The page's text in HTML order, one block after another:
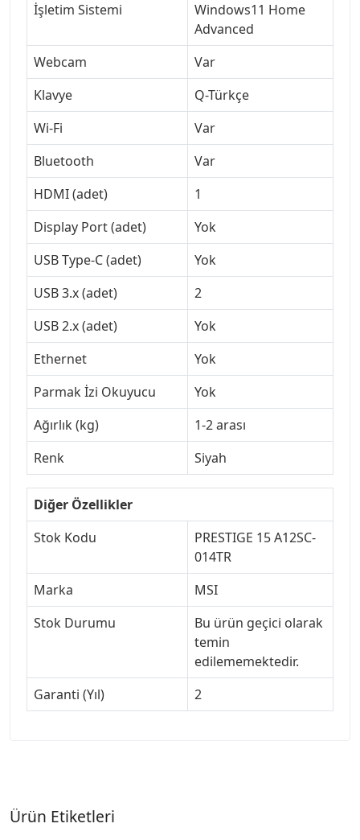
İşletim Sistemi
Windows11 Home
Advanced
Webcam
Var
Klavye
Q-Türkçe
Wi-Fi
Var
Bluetooth
Var
HDMI (adet)
1
Display Port (adet)
Yok
USB Type-C (adet)
Yok
USB 3.x (adet)
2
USB 2.x (adet)
Yok
Ethernet
Yok
Parmak İzi Okuyucu
Yok
Ağırlık (kg)
1-2 arası
Renk
Siyah
Diğer Özellikler
Stok Kodu
PRESTIGE 15 A12SC-
014TR
Marka
MSI
Stok Durumu
Bu ürün geçici olarak
temin
edilememektedir.
Garanti (Yıl)
2
Ürün Etiketleri